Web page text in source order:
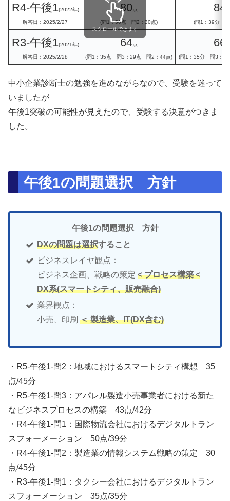
R4-午後1(2022年)
解答日：2025/2/27
80点
(問1：50点 問2：30点)
84
(問1：39分 問
R3-午後1(2021年)
解答日：2025/2/28
64点
(問1：35点 問3：29点 問2：44点)
66
(問1：35分 問3：
スクロールできます
中小企業診断士の勉強を進めながらなので、受験を迷って
いましたが
午後1突破の可能性が見えたので、受験する決意がつきま
した。
午後1の問題選択 方針
午後1の問題選択 方針
DXの問題は選択すること
ビジネスレイヤ観点：
ビジネス企画、戦略の策定< プロセス構築 <
DX系(スマートシティ、販売融合)
業界観点：
小売、印刷＜ 製造業、IT(DX含む)
・R5-午後1-問2：地域におけるスマートシティ構想 35
点/45分
・R5-午後1-問3：アパレル製造小売事業者における新た
なビジネスプロセスの構築 43点/42分
・R4-午後1-問1：国際物流会社におけるデジタルトラン
スフォーメーション 50点/39分
・R4-午後1-問2：製造業の情報システム戦略の策定 30
点/45分
・R3-午後1-問1：タクシー会社におけるデジタルトラン
スフォーメーション 35点/35分